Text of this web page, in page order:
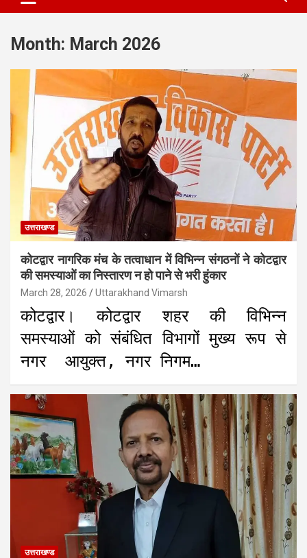
Month: March 2026
उत्तराखण्ड
कोटद्वार नागरिक मंच के तत्वाधान में विभिन्न संगठनों ने कोटद्वार
की समस्याओं का निस्तारण न हो पाने से भरी हुंकार
March 28, 2026 Uttarakhand Vimarsh
कोटद्वार। कोटद्वार शहर की विभिन्न
समस्याओं को संबंधित विभागों मुख्य रूप से
नगर आयुक्त, नगर निगम…
उत्तराखण्ड